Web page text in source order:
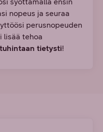
nopeus ja seuraa
perusnopeuden
lisää tehoa
tietysti!